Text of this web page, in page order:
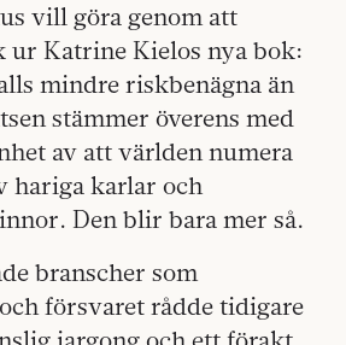
vill göra genom att
ur Katrine Kielos nya bok:
mindre riskbenägna än
stämmer överens med
av att världen numera
hariga karlar och
Den blir bara mer så.
branscher som
försvaret rådde tidigare